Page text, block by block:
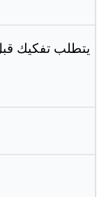
يتطلب تفكيك